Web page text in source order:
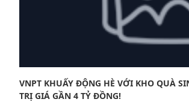
VNPT KHUẤY ĐỘNG HÈ VỚI KHO QUÀ
TRỊ GIÁ GẦN 4 TỶ ĐỒNG!